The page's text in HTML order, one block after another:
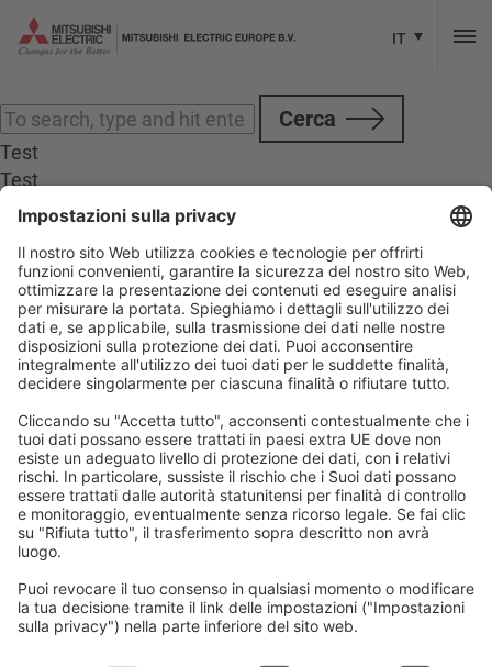
IT
(CNC)
Spiacenti, contenuto non disponibile.
Cerca
Test
Test
Seguiteci
Social Media Account autorizzati
Imprint
Condizioni d’uso
Informativa sulla privacy
Privacy Settings
Mappa del sito